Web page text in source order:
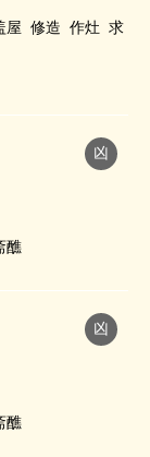
屋 修造 作灶 求
凶
醮
凶
醮